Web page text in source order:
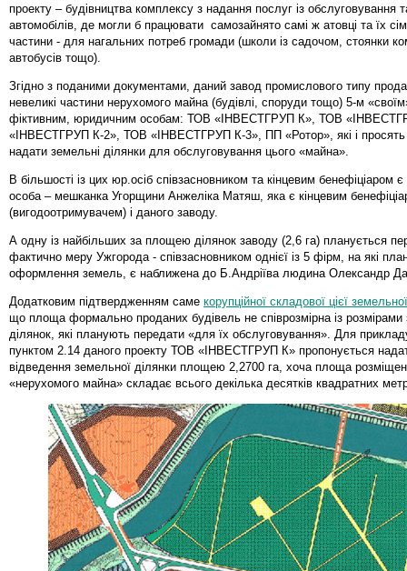
проекту – будівництва комплексу з надання послуг із обслуговування
автомобілів, де могли б працювати самозайнято самі ж атовці та їх
частини - для нагальних потреб громади (школи із садочом, стоянки
автобусів тощо).
Згідно з поданими документами, даний завод промислового типу
невеликі частини нерухомого майна (будівлі, споруди тощо) 5-м
фіктивним, юридичним особам: ТОВ «ІНВЕСТГРУП К», ТОВ
«ІНВЕСТГРУП К-2», ТОВ «ІНВЕСТГРУП К-3», ПП «Ротор», які і просять
надати земельні ділянки для обслуговування цього «майна».
В більшості із цих юр.осіб співзасновником та кінцевим бенефіціаром
особа – мешканка Угорщини Анжеліка Матяш, яка є кінцевим
(вигодоотримувачем) і даного заводу.
А одну із найбільших за площею ділянок заводу (2,6 га) планується
фактично меру Ужгорода - співзасновником однієї із 5 фірм, на які
оформлення земель, є наближена до Б.Андріїва людина Олександр
Додатковим підтвердженням саме корупційної складової цієї
що площа формально проданих будівель не співрозмірна із
ділянок, які планують передати «для їх обслуговування». Для
пунктом 2.14 даного проекту ТОВ «ІНВЕСТГРУП К» пропонується
відведення земельної ділянки площею 2,2700 га, хоча площа
«нерухомого майна» складає всього декілька десятків квадратних